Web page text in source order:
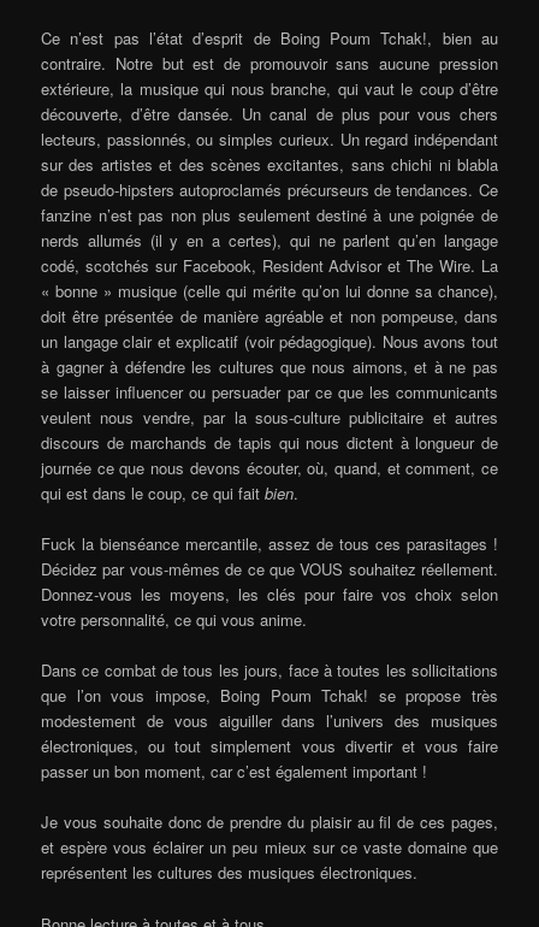
Ce n’est pas l’état d’esprit de Boing Poum Tchak!, bien au
contraire. Notre but est de promouvoir sans aucune pression
extérieure, la musique qui nous branche, qui vaut le coup d’être
découverte, d’être dansée. Un canal de plus pour vous chers
lecteurs, passionnés, ou simples curieux. Un regard indépendant
sur des artistes et des scènes excitantes, sans chichi ni blabla
de pseudo-hipsters autoproclamés précurseurs de tendances. Ce
fanzine n’est pas non plus seulement destiné à une poignée de
nerds allumés (il y en a certes), qui ne parlent qu’en langage
codé, scotchés sur Facebook, Resident Advisor et The Wire. La
« bonne » musique (celle qui mérite qu’on lui donne sa chance),
doit être présentée de manière agréable et non pompeuse, dans
un langage clair et explicatif (voir pédagogique). Nous avons tout
à gagner à défendre les cultures que nous aimons, et à ne pas
se laisser influencer ou persuader par ce que les communicants
veulent nous vendre, par la sous-culture publicitaire et autres
discours de marchands de tapis qui nous dictent à longueur de
journée ce que nous devons écouter, où, quand, et comment, ce
qui est dans le coup, ce qui faitbien.
Fuck la bienséance mercantile, assez de tous ces parasitages !
Décidez par vous-mêmes de ce que VOUS souhaitez réellement.
Donnez-vous les moyens, les clés pour faire vos choix selon
votre personnalité, ce qui vous anime.
Dans ce combat de tous les jours, face à toutes les sollicitations
que l’on vous impose, Boing Poum Tchak! se propose très
modestement de vous aiguiller dans l’univers des musiques
électroniques, ou tout simplement vous divertir et vous faire
passer un bon moment, car c’est également important !
Je vous souhaite donc de prendre du plaisir au fil de ces pages,
et espère vous éclairer un peu mieux sur ce vaste domaine que
représentent les cultures des musiques électroniques.